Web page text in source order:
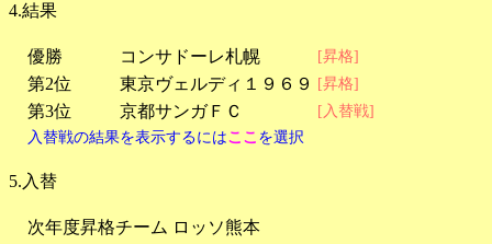
4.結果
優勝 コンサドーレ札幌 [昇格]
第2位 東京ヴェルディ１９６９ [昇格]
第3位 京都サンガＦＣ
[入替戦]
入替戦の結果を表示するにはここ を選択
5.入替
次年度昇格チーム ロッソ熊本